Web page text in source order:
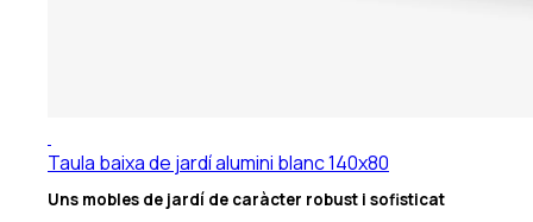
Taula baixa de jardí alumini blanc 140x80
Uns mobles de jardí de caràcter robust i sofisticat